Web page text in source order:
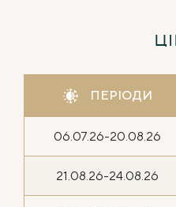
ПЕРІОДИ
06.07.26-20.08.26
21.08.26-24.08.26